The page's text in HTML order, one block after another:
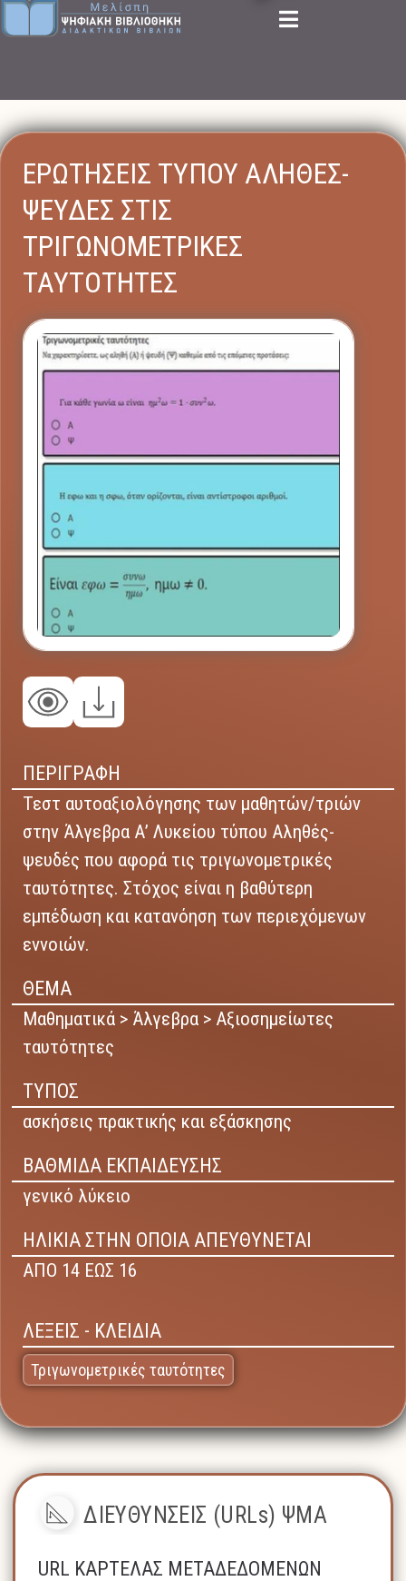
ΕΡΩΤΗΣΕΙΣ ΤΥΠΟΥ ΑΛΗΘΕΣ-
ΨΕΥΔΕΣ ΣΤΙΣ
ΤΡΙΓΩΝΟΜΕΤΡΙΚΕΣ
ΤΑΥΤΟΤΗΤΕΣ
ΠΕΡΙΓΡΑΦΗ
Τεστ αυτοαξιολόγησης των μαθητών/τριών
στην Άλγεβρα Α’ Λυκείου τύπου Αληθές-
ψευδές που αφορά τις τριγωνομετρικές
ταυτότητες. Στόχος είναι η βαθύτερη
εμπέδωση και κατανόηση των περιεχόμενων
εννοιών.
ΘΕΜΑ
Μαθηματικά > Άλγεβρα > Αξιοσημείωτες
ταυτότητες
ΤΥΠΟΣ
ασκήσεις πρακτικής και εξάσκησης
ΒΑΘΜΙΔΑ ΕΚΠΑΙΔΕΥΣΗΣ
γενικό λύκειο
ΗΛΙΚΙΑ ΣΤΗΝ ΟΠΟΙΑ ΑΠΕΥΘΥΝΕΤΑΙ
ΑΠΟ 14 ΕΩΣ 16
ΛΕΞΕΙΣ - ΚΛΕΙΔΙΑ
Τριγωνομετρικές ταυτότητες
ΔΙΕΥΘΥΝΣΕΙΣ (URLs) ΨΜΑ
URL ΚΑΡΤΕΛΑΣ ΜΕΤΑΔΕΔΟΜΕΝΩΝ